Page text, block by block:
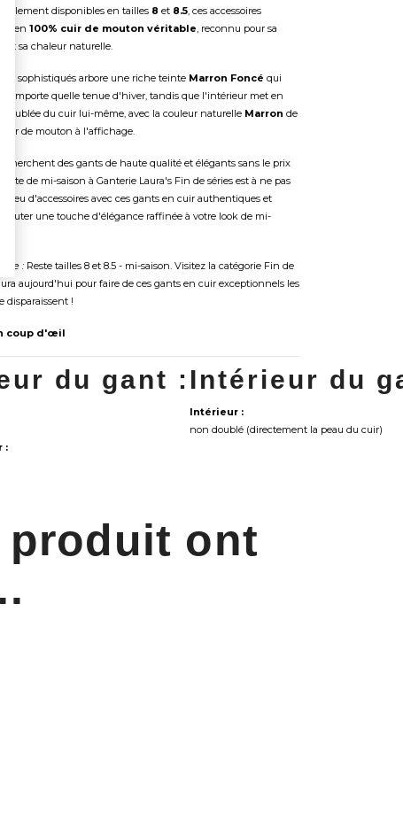
disponibles en tailles 8 et 8.5, ces accessoires
en 100% cuir de mouton véritable, reconnu pour sa
et sa chaleur naturelle.
sophistiqués arbore une riche teinte Marron Foncé qui
n'importe quelle tenue d'hiver, tandis que l'intérieur met en
du cuir lui-même, avec la couleur naturelle Marron de
de mouton à l'affichage.
des gants de haute qualité et élégants sans le prix
de mi-saison à Ganterie Laura's Fin de séries est à ne pas
jeu d'accessoires avec ces gants en cuir authentiques et
ajouter une touche d'élégance raffinée à votre look de mi-
:Reste tailles 8 et 8.5 - mi-saison. Visitez la catégorie Fin de
aujourd'hui pour faire de ces gants en cuir exceptionnels les
disparaissent !
coup d'œil
du gant :
:
Intérieur du
Intérieur :
non doublé (directement la peau du cuir)
produit ont